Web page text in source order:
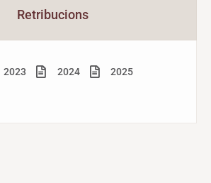
Retribucions
2023 2024
2025